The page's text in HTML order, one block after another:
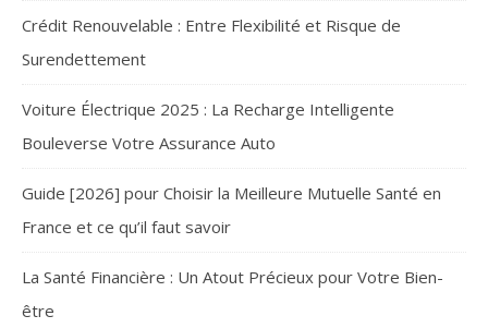
Crédit Renouvelable : Entre Flexibilité et Risque de
Surendettement
Voiture Électrique 2025 : La Recharge Intelligente
Bouleverse Votre Assurance Auto
Guide [2026] pour Choisir la Meilleure Mutuelle Santé en
France et ce qu’il faut savoir
La Santé Financière : Un Atout Précieux pour Votre Bien-
être